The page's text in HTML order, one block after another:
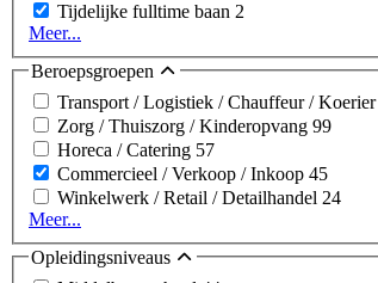
Tijdelijke fulltime baan 2
Meer...
Beroepsgroepen
Transport / Logistiek / Chauffeur / Koerier
Zorg / Thuiszorg / Kinderopvang 99
Horeca / Catering 57
Commercieel / Verkoop / Inkoop 45
Winkelwerk / Retail / Detailhandel 24
Meer...
Opleidingsniveaus